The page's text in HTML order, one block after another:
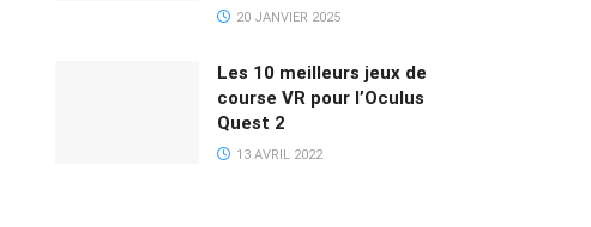
20 JANVIER 2025
Les 10 meilleurs jeux de
course VR pour l’Oculus
Quest 2
13 AVRIL 2022